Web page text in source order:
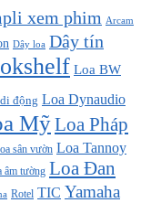
xem phim Arcam
Dây loa Dây tín
Loa BW
động Loa Dynaudio
MỹLoa Pháp
sân vườn Loa Tannoy
âm tường Loa Đan
Rotel TIC Yamaha